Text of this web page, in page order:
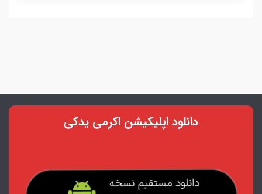
دانلود اپلیکیشن اکرمی یدکی